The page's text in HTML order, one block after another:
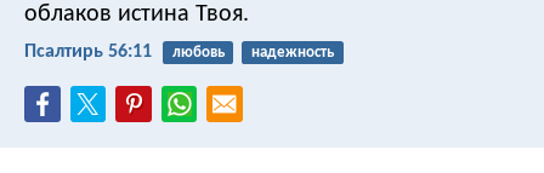
облаков истина Твоя.
Псалтирь 56:11 любовь надежность